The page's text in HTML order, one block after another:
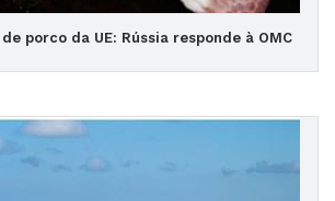
porco da UE: Rússia responde à OMC